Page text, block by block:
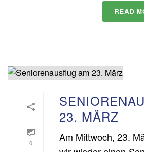
READ
0
23. MÄRZ
Am Mittwoch, 23.